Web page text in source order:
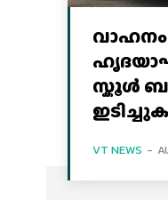
വാഹനം
സ്കൂൾ
VT NEWS -